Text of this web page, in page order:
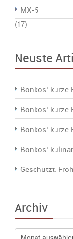
MX-5
(17)
Neuste
Bonkos‘ kurze
Bonkos‘ kurze
Bonkos‘ kurze
Bonkos‘
Geschützt:
Archiv
Archiv